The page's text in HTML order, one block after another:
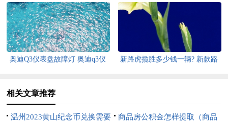
和中规区别视频）
牙设置
奥迪Q3仪表盘故障灯 奥迪q3仪
新路虎揽胜多少钱一辆? 新款路
相关文章推荐
温州2023黄山纪念币兑换需要 商品房公积金怎样提取（商品